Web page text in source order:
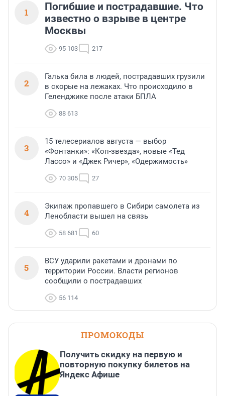
1
Погибшие и пострадавшие. Что
известно о взрыве в центре
Москвы
95 103 217
2
Галька била в людей, пострадавших грузили
в скорые на лежаках. Что происходило в
Геленджике после атаки БПЛА
88 613
3
15 телесериалов августа — выбор
«Фонтанки»: «Коп-звезда», новые «Тед
Лассо» и «Джек Ричер», «Одержимость»
70 305 27
4
Экипаж пропавшего в Сибири самолета из
Ленобласти вышел на связь
58 681 60
5
ВСУ ударили ракетами и дронами по
территории России. Власти регионов
сообщили о пострадавших
56 114
ПРОМОКОДЫ
Получить скидку на первую и
повторную покупку билетов на
Яндекс Афише